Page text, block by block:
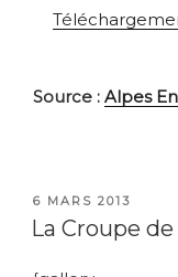
Source : Alpes
PUBLIÉ
LE
6 MARS 2013
La Croupe